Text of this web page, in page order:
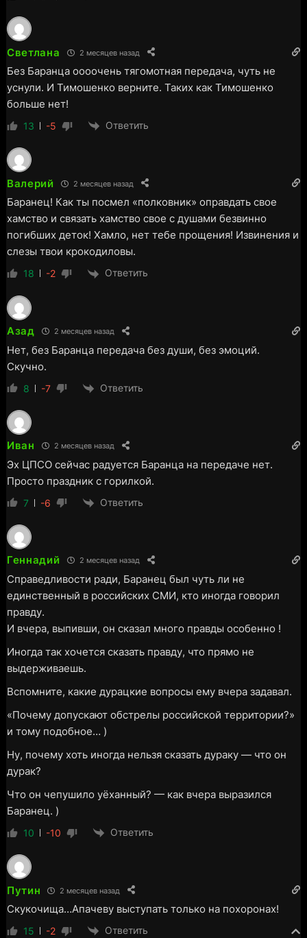
Светлана 2 месяцев назад
Без Баранца оооочень тягомотная передача, чуть не
уснули. И Тимошенко верните. Таких как Тимошенко
больше нет!
13 -5 Ответить
Валерий 2 месяцев назад
Баранец! Как ты посмел «полковник» оправдать свое
хамство и связать хамство свое с душами безвинно
погибших деток! Хамло, нет тебе прощения! Извинения и
слезы твои крокодиловы.
18 -2 Ответить
Азад 2 месяцев назад
Нет, без Баранца передача без души, без эмоций.
Скучно.
8 -7 Ответить
Иван 2 месяцев назад
Эх ЦПСО сейчас радуется Баранца на передаче нет.
Просто праздник с горилкой.
7 -6 Ответить
Геннадий 2 месяцев назад
Справедливости ради, Баранец был чуть ли не
единственный в российских СМИ, кто иногда говорил
правду.
И вчера, выпивши, он сказал много правды особенно !
Иногда так хочется сказать правду, что прямо не
выдерживаешь.
Вспомните, какие дурацкие вопросы ему вчера задавал.
«Почему допускают обстрелы российской территории?»
и тому подобное… )
Ну, почему хоть иногда нельзя сказать дураку — что он
дурак?
Что он чепушило уёханный? — как вчера выразился
Баранец. )
10 -10 Ответить
Путин 2 месяцев назад
Скукочища…Апачеву выступать только на похоронах!
15 -2 Ответить